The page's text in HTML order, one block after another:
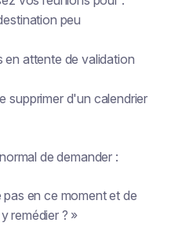
peu
en attente de validation
supprimer d'un calendrier
de demander :
en ce moment et de
remédier ? »